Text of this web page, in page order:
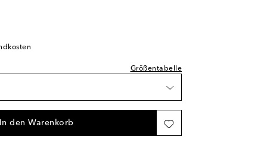
Größentabelle
Verfügbarkeit
In den Warenkorb